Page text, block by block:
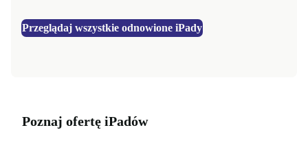
Przeglądaj wszystkie odnowione iPady
Poznaj ofertę iPadów